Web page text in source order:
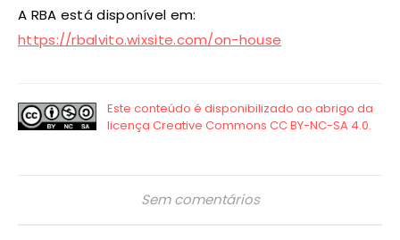
A RBA está disponível em:
https://rbalvito.wixsite.com/on-house
Sem comentários